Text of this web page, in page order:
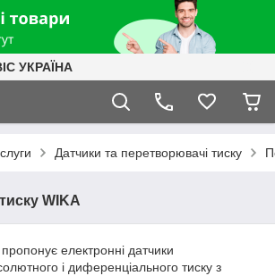
УКРАЇНА
Датчики та перетворювачі тиску
WIKA
електронні датчики
і диференціального тиску з